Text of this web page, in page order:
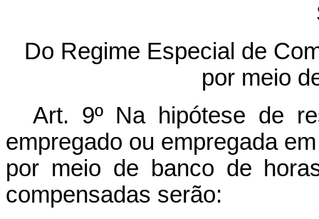
Do Regime Especial de
por meio
Art. 9º Na hipótese de
empregado ou empregada
por meio de banco de
compensadas serão: